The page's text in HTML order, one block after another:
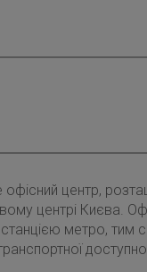
центр,
центрі Києва.
метро, ​​тим